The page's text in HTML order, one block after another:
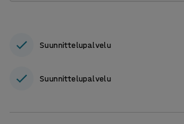
Suunnittelupalvelu
Suunnittelupalvelu